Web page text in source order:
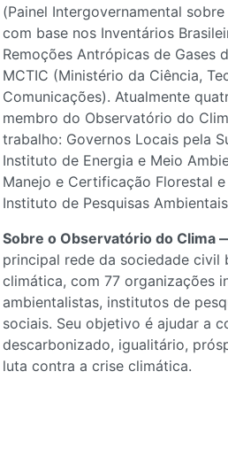
(Painel Intergovernamental
com base nos Inventários
Remoções Antrópicas de Gases
MCTIC (Ministério da Ciência,
Comunicações). Atualmente
membro do Observatório do
trabalho: Governos Locais pela
Instituto de Energia e Meio
Manejo e Certificação Florestal
Instituto de Pesquisas
Sobre o Observatório do Clima
principal rede da sociedade civil
climática, com 77 organizações
ambientalistas, institutos de
sociais. Seu objetivo é ajudar a
descarbonizado, igualitário,
luta contra a crise climática.